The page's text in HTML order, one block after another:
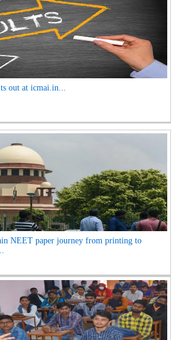
out at icmai.in...
NEET paper journey from printing to